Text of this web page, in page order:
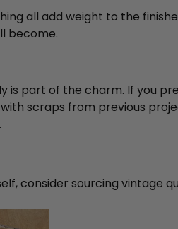
all add weight to the
become.
is part of the charm. If you
scraps from previous
consider sourcing vintage